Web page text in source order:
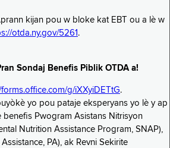
kijan pou w bloke kat EBT ou a lè w
otda.ny.gov/5261 .
Sondaj Benefis Piblik OTDA a!
forms.office.com/g/iXXyiDETtG.
yo pou pataje eksperyans yo lè y ap
Pwogram Asistans Nitrisyon
Nutrition Assistance Program, SNAP),
PA), ak Revni Sekirite